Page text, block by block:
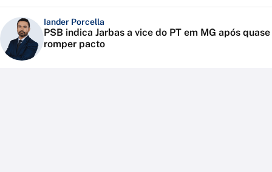
Iander Porcella
PSB indica Jarbas a vice do PT em MG após quase
romper pacto